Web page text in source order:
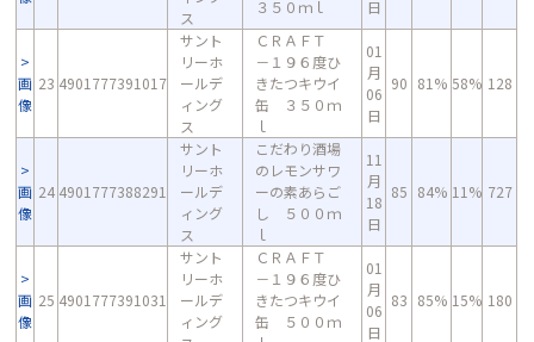
ス
３５０ｍｌ
日
画
像
23 4901777391017
サント
リーホ
ールデ
ィング
ス
ＣＲＡＦＴ
－１９６度ひ
きたつキウイ
缶 ３５０ｍ
ｌ
01
月
06
日
90 81% 58% 128
画
像
24 4901777388291
サント
リーホ
ールデ
ィング
ス
こだわり酒場
のレモンサワ
ーの素あらご
し ５００ｍ
ｌ
11
月
18
日
85 84% 11% 727
画
像
25 4901777391031
サント
リーホ
ールデ
ィング
ＣＲＡＦＴ
－１９６度ひ
きたつキウイ
缶 ５００ｍ
01
月
06
日
83 85% 15% 180